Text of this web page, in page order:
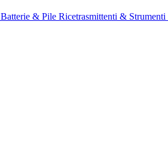
Batterie & Pile Ricetrasmittenti & Strumenti